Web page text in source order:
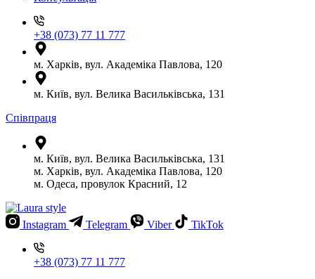
+38 (073) 77 11 777
м. Харків, вул. Академіка Павлова, 120
м. Київ, вул. Велика Васильківська, 131
Співпраця
м. Київ, вул. Велика Васильківська, 131
м. Харків, вул. Академіка Павлова, 120
м. Одеса, провулок Красний, 12
Instagram Telegram Viber TikTok
+38 (073) 77 11 777